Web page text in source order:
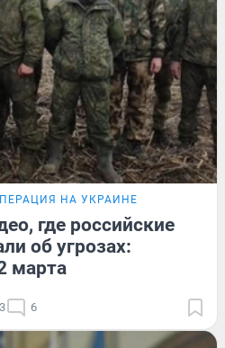
НА УКРАИНЕ
где российские
об угрозах:
марта
6